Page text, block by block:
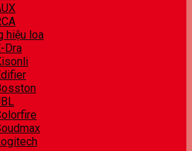
hiệu loa
Dra